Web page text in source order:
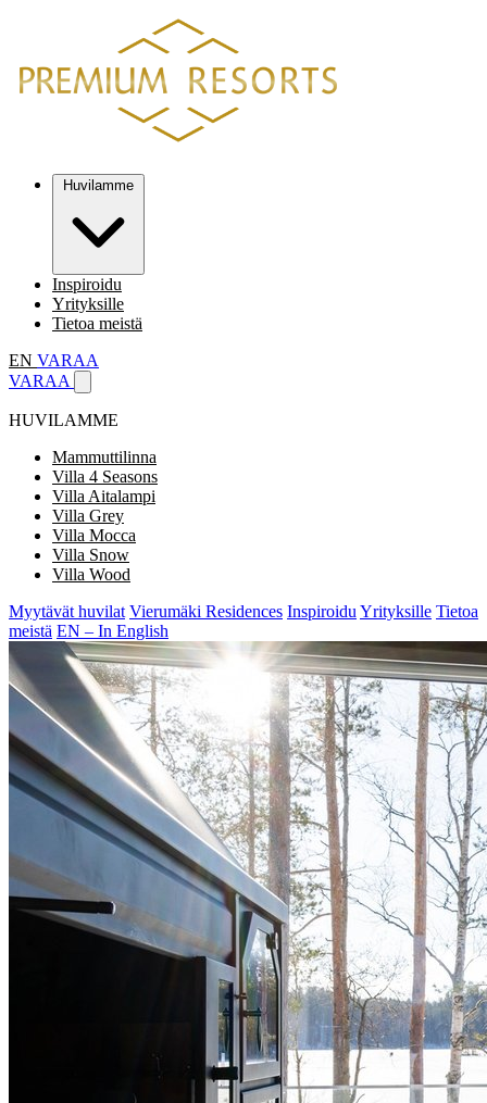
Inspiroidu
Yrityksille
Tietoa meistä
EN VARAA
VARAA
HUVILAMME
Mammuttilinna
Villa 4 Seasons
Villa Aitalampi
Villa Grey
Villa Mocca
Villa Snow
Villa Wood
Myytävät huvilat Vierumäki Residences Inspiroidu Yrityksille Tietoa
meistä EN – In English